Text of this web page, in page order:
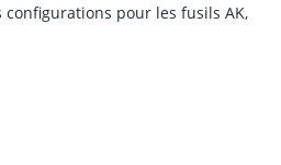
pour les fusils AK,